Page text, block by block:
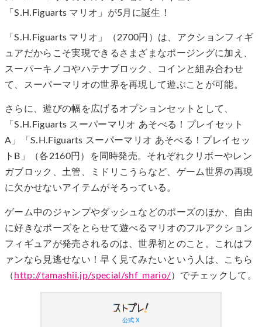
「S.H.Figuarts マリオ」が5月に誕生！
「S.H.Figuarts マリオ」（2700円）は、アクションフィギ
ュアだからこそ実現できるさまざまなポージングに加え、
スーパーキノコやハテナブロック、コインと組み合わせ
て、スーパーマリオの世界を再現して遊ぶことが可能。
さらに、遊びの幅を広げるオプションセットとして、
「S.H.Figuarts スーパーマリオ あそべる！プレイセット
A」「S.H.Figuarts スーパーマリオ あそべる！プレイセッ
トB」（各2160円）を同時発売。それぞれクリボーやレン
ガブロック、土管、ミドリこうらなど、ゲーム世界の再現
に欠かせないアイテムがそろっている。
ゲーム中のジャンプやダッシュなどのポーズのほか、自由
に好きなポーズをとらせて遊べるマリオのフルアクション
フィギュアが発売されるのは、世界初とのこと。これはフ
ァンなら見逃せない！早く見てみたいという人は、こちら
（http://tamashii.jp/special/shf_mario/）でチェックして。
公式 X